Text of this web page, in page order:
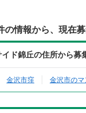
の情報から、現在
イド錦丘の住所から募
金沢市窪 金沢市の